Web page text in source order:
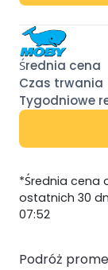
*Średnia cena
ostatnich 30
07:52
Podróż